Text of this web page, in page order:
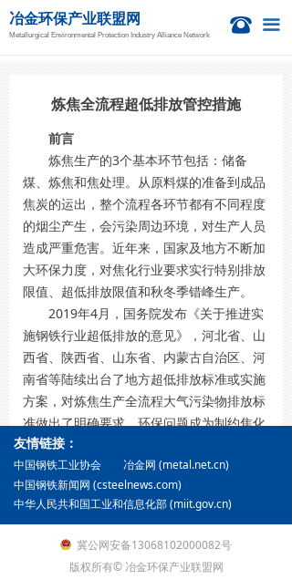
冶金环保产业联盟网
Metallurgical Environmental Protection Industry Alliance Network 뀰 끀
首页
新闻资讯
冶金活动
钙业中心
技术信息
项目信息
国际新闻
关于我们
炼焦全流程超低排放管控措施
前言
炼焦生产的3个基本环节包括：储备
煤、炼焦和焦处理。从原料煤的准备到成品
焦炭的运出，整个流程各环节都有不同程度
的烟尘产生，会污染周边环境，对生产人员
造成严重危害。近年来，国家及地方不断加
大环保力度，对焦化行业要求实行特别排放
限值、超低排放限值和秋冬季错峰生产。
2019年4月，国务院发布《关于推进实
施钢铁行业超低排放的意见》，河北省、山
西省、陕西省、山东省、内蒙古自治区、河
南省等陆续出台了地方超低排放标准或实施
方案，对炼焦生产全流程大气污染物排放标
准做出了明确要求。环保问题成为制约焦化
企业能否正常、连续、稳定生产的关键因
素。国家及部分地方炼焦生产大气污染物排
放标准见表1。
放标准
友情链接：
中国钢铁工业协会
冶金网 (metal.net.cn)
中国钢铁新闻网 (csteelnews.com)
中华人民共和国工业和信息化部 (miit.gov.cn)
冀公网安备13068102000082号
版权所有© 冶金环保产业联盟网